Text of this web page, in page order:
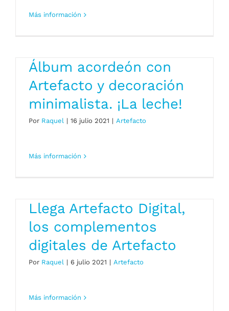
Más información
Álbum acordeón con
Artefacto y decoración
minimalista. ¡La leche!
Por Raquel | 16 julio 2021 | Artefacto
Más información
Llega Artefacto Digital,
los complementos
digitales de Artefacto
Por Raquel | 6 julio 2021 | Artefacto
Más información